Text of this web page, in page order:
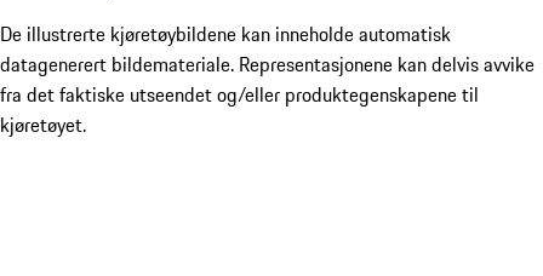
De illustrerte kjøretøybildene kan inneholde automatisk
datagenerert bildemateriale. Representasjonene kan delvis avvike
fra det faktiske utseendet og/eller produktegenskapene til
kjøretøyet.